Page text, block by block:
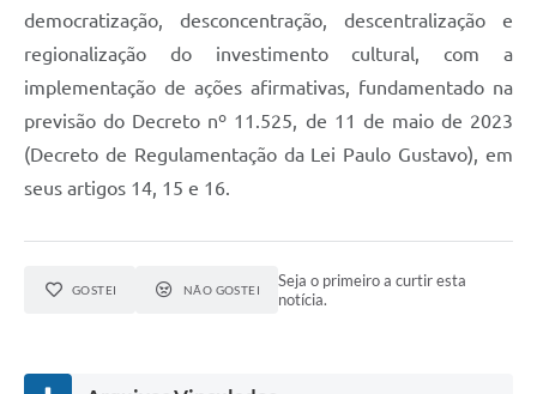
democratização, desconcentração, descentralização e
regionalização do investimento cultural, com a
implementação de ações afirmativas, fundamentado na
previsão do Decreto nº 11.525, de 11 de maio de 2023
(Decreto de Regulamentação da Lei Paulo Gustavo), em
seus artigos 14, 15 e 16.
GOSTEI NÃO GOSTEI
Seja o primeiro a curtir esta
notícia.